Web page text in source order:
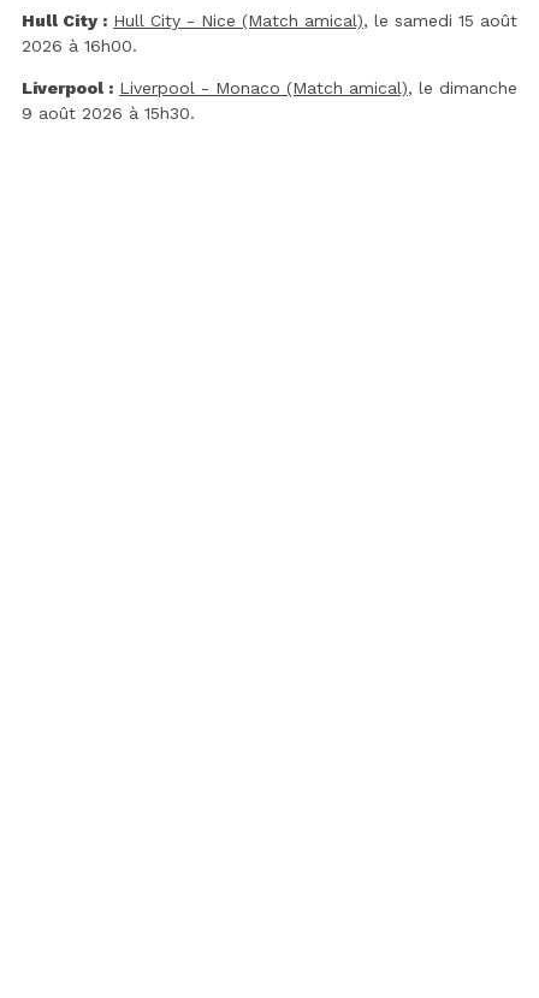
Hull City : Hull City - Nice (Match amical), le samedi 15 août
2026 à 16h00.
Liverpool : Liverpool - Monaco (Match amical), le dimanche
9 août 2026 à 15h30.